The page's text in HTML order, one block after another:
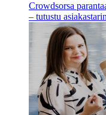
Crowdsorsa
– tutustu